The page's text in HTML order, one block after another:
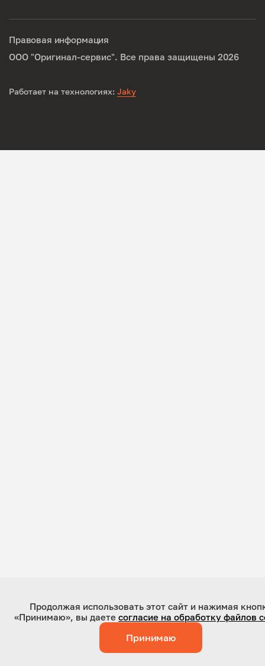
ООО "Оригинал-сервис". Все права защищены 2026
Правовая информация
Работает на технологиях: Jaky
Продолжая использовать этот сайт и нажимая
«Принимаю», вы даете согласие на обработку файлов
Принимаю